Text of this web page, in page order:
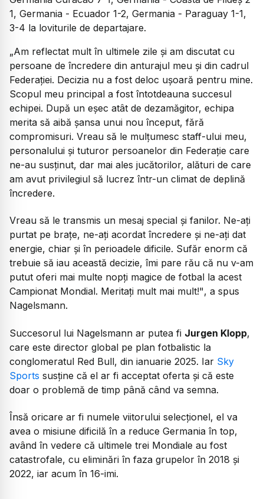
1, Germania - Ecuador 1-2, Germania - Paraguay 1-1,
3-4 la loviturile de departajare.
„Am reflectat mult în ultimele zile și am discutat cu
persoane de încredere din anturajul meu și din cadrul
Federației. Decizia nu a fost deloc ușoară pentru mine.
Scopul meu principal a fost întotdeauna succesul
echipei. După un eșec atât de dezamăgitor, echipa
merita să aibă șansa unui nou început, fără
compromisuri. Vreau să le mulțumesc staff-ului meu,
personalului și tuturor persoanelor din Federație care
ne-au susținut, dar mai ales jucătorilor, alături de care
am avut privilegiul să lucrez într-un climat de deplină
încredere.
Vreau să le transmis un mesaj special și fanilor. Ne-ați
purtat pe brațe, ne-ați acordat încredere și ne-ați dat
energie, chiar și în perioadele dificile. Sufăr enorm că
trebuie să iau această decizie, îmi pare rău că nu v-am
putut oferi mai multe nopți magice de fotbal la acest
Campionat Mondial. Meritați mult mai mult!", a spus
Nagelsmann.
Succesorul lui Nagelsmann ar putea fi Jurgen Klopp,
care este director global pe plan fotbalistic la
conglomeratul Red Bull, din ianuarie 2025. Iar Sky
Sports susține că el ar fi acceptat oferta și că este
doar o problemă de timp până când va semna.
Însă oricare ar fi numele viitorului selecționel, el va
avea o misiune dificilă în a reduce Germania în top,
având în vedere că ultimele trei Mondiale au fost
catastrofale, cu eliminări în faza grupelor în 2018 și
2022, iar acum în 16-imi.